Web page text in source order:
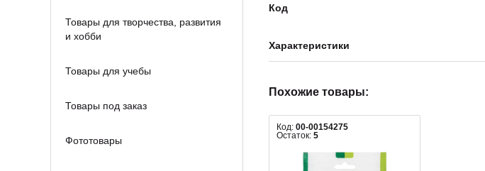
Товары для творчества, развития
и хобби
Товары для учебы
Товары под заказ
Фототовары
Код
Характеристики
Похожие товары:
Код: 00-00154275
Остаток: 5